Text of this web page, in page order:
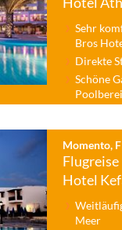
Sehr
Bros
Direkte
Schöne
Momento,
Flugreise
Hotel
Meer